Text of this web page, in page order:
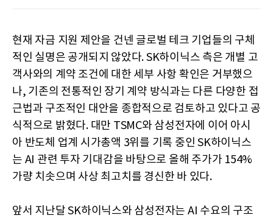
현재 자금 지원 제안을 건넨 글로벌 테크 기업들의 구체
적인 실명은 공개되지 않았다. SK하이닉스 측은 개별 고
객사와의 계약 조건에 대한 세부 사항 확인은 거부했으
나, 기존의 전통적인 장기 계약 방식과는 다른 다양한 접
근법과 구조적인 대안을 종합적으로 검토하고 있다고 공
식적으로 밝혔다. 대만 TSMC와 삼성전자에 이어 아시
아 반도체 업계 시가총액 3위를 기록 중인 SK하이닉스
는 AI 관련 투자 기대감을 바탕으로 올해 주가가 154%
가량 치솟으며 사상 최고치를 경신한 바 있다.
앞서 지난달 SK하이닉스와 삼성전자는 AI 수요의 구조